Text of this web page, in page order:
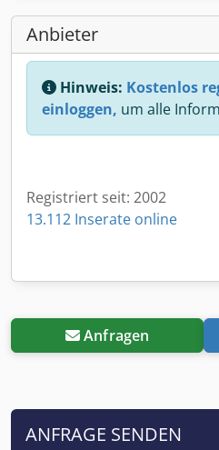
Anbieter
Hinweis: Kostenlos
einloggen, um alle
Registriert seit: 2002
13.112 Inserate online
Anfragen
ANFRAGE SENDEN